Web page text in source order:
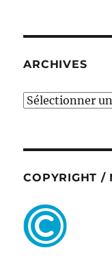
ARCHIVES
ARCHIVES
COPYRIGHT /